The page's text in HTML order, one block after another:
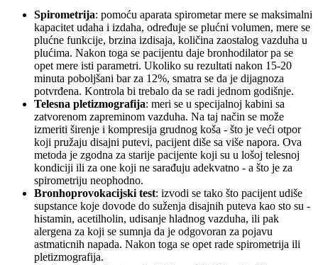
Spirometrija: pomoću aparata spirometar mere se maksimalni
kapacitet udaha i izdaha, određuje se plućni volumen, mere se
plućne funkcije, brzina izdisaja, količina zaostalog vazduha u
plućima. Nakon toga se pacijentu daje bronhodilator pa se
opet mere isti parametri. Ukoliko su rezultati nakon 15-20
minuta poboljšani bar za 12%, smatra se da je dijagnoza
potvrđena. Kontrola bi trebalo da se radi jednom godišnje.
Telesna pletizmografija: meri se u specijalnoj kabini sa
zatvorenom zapreminom vazduha. Na taj način se može
izmeriti širenje i kompresija grudnog koša - što je veći otpor
koji pružaju disajni putevi, pacijent diše sa više napora. Ova
metoda je zgodna za starije pacijente koji su u lošoj telesnoj
kondiciji ili za one koji ne sarađuju adekvatno - a što je za
spirometriju neophodno.
Bronhoprovokacijski test: izvodi se tako što pacijent udiše
supstance koje dovode do suženja disajnih puteva kao sto su -
histamin, acetilholin, udisanje hladnog vazduha, ili pak
alergena za koji se sumnja da je odgovoran za pojavu
astmaticnih napada. Nakon toga se opet rade spirometrija ili
pletizmografija.